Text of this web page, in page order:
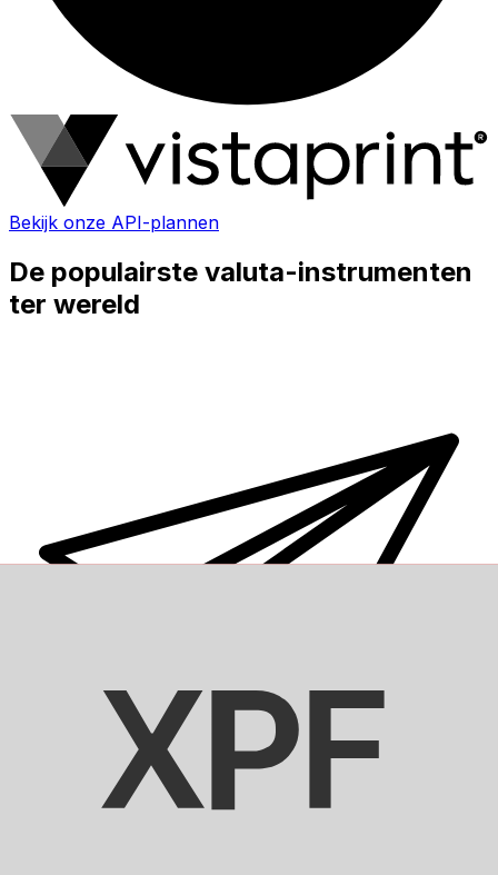
Bekijk onze API-plannen
De populairste valuta-instrumenten
ter wereld